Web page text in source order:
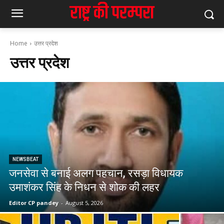
Home उत्तर प्रदेश
उत्तर प्रदेश
NEWSBEAT
जनसेवा से बनाई अलग पहचान, रसड़ा विधायक
उमाशंकर सिंह के निधन से शोक की लहर
Editor CP pandey - August 5, 2026